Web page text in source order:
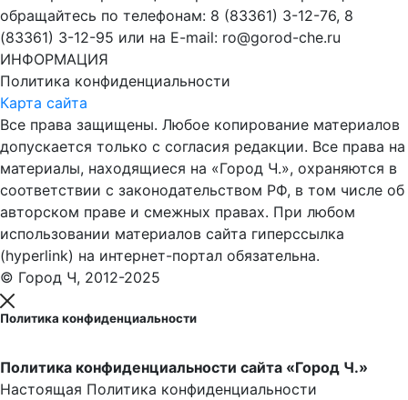
обращайтесь по телефонам: 8 (83361) 3-12-76, 8
(83361) 3-12-95 или на E-mail: ro@gorod-che.ru
ИНФОРМАЦИЯ
Политика конфиденциальности
Карта сайта
Все права защищены. Любое копирование материалов
допускается только с согласия редакции. Все права на
материалы, находящиеся на «Город Ч.», охраняются в
соответствии с законодательством РФ, в том числе об
авторском праве и смежных правах. При любом
использовании материалов сайта гиперссылка
(hyperlink) на интернет-портал обязательна.
© Город Ч, 2012-2025
Политика конфиденциальности
Политика конфиденциальности сайта «Город Ч.»
Настоящая Политика конфиденциальности